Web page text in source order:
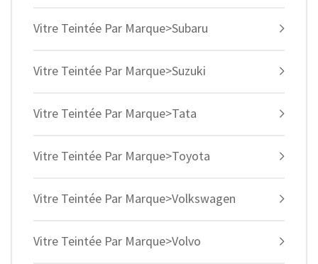
Vitre Teintée Par Marque>Subaru
Vitre Teintée Par Marque>Suzuki
Vitre Teintée Par Marque>Tata
Vitre Teintée Par Marque>Toyota
Vitre Teintée Par Marque>Volkswagen
Vitre Teintée Par Marque>Volvo